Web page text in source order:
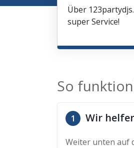
Über
super Service!
So
1 Wir
Weiter unten auf